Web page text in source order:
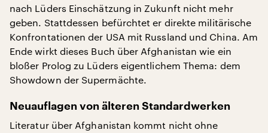
nach Lüders Einschätzung in Zukunft nicht mehr
geben. Stattdessen befürchtet er direkte militärische
Konfrontationen der USA mit Russland und China. Am
Ende wirkt dieses Buch über Afghanistan wie ein
bloßer Prolog zu Lüders eigentlichem Thema: dem
Showdown der Supermächte.
Neuauflagen von älteren Standardwerken
Literatur über Afghanistan kommt nicht ohne